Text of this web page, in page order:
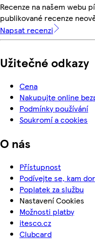
Recenze na našem webu
publikované recenze
Napsat recenzi
Užitečné odkazy
Cena
Nakupujte online
Podmínky používání
Soukromí a cookies
O nás
Přístupnost
Podívejte se, kam
Poplatek za službu
Nastavení Cookies
Možnosti platby
itesco.cz
Clubcard